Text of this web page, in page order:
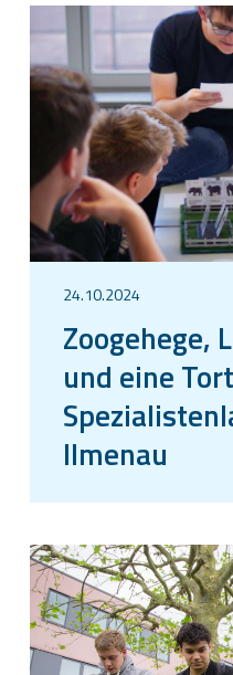
24.10.2024
Zoogehege,
und eine
Ilmenau